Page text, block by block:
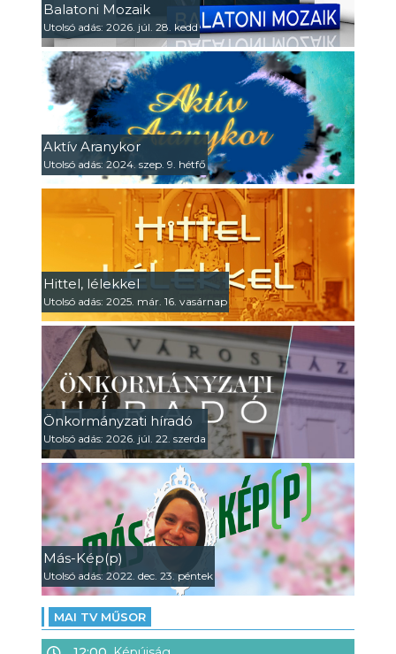
Balatoni Mozaik
Utolsó adás: 2026. júl. 28. kedd
Aktív Aranykor
Utolsó adás: 2024. szep. 9. hétfő
Hittel, lélekkel
Utolsó adás: 2025. már. 16. vasárnap
Önkormányzati híradó
Utolsó adás: 2026. júl. 22. szerda
Más-Kép(p)
Utolsó adás: 2022. dec. 23. péntek
MAI TV MŰSOR